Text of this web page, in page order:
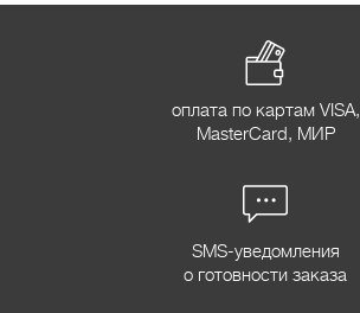
оплата по картам VISA,
MasterCard, МИР
SMS-уведомления
о готовности заказа